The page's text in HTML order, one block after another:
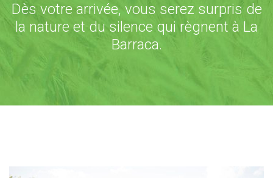
Dès votre arrivée, vous serez surpris de
la nature et du silence qui règnent à La
Barraca.